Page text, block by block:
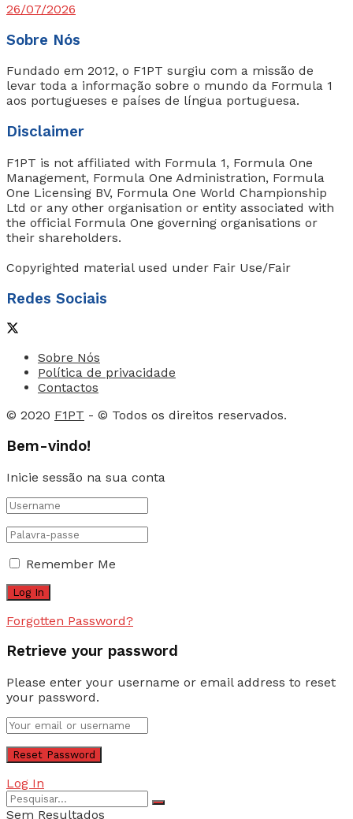
26/07/2026
Sobre Nós
Fundado em 2012, o F1PT surgiu com a missão de
levar toda a informação sobre o mundo da Formula 1
aos portugueses e países de língua portuguesa.
Disclaimer
F1PT is not affiliated with Formula 1, Formula One
Management, Formula One Administration, Formula
One Licensing BV, Formula One World Championship
Ltd or any other organisation or entity associated with
the official Formula One governing organisations or
their shareholders.
Copyrighted material used under Fair Use/Fair
Redes Sociais
Sobre Nós
Política de privacidade
Contactos
© 2020 F1PT - © Todos os direitos reservados.
Bem-vindo!
Inicie sessão na sua conta
Remember Me
Forgotten Password?
Retrieve your password
Please enter your username or email address to reset
your password.
Log In
Sem Resultados